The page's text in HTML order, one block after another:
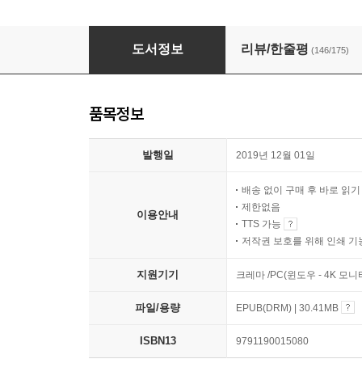
회사 말고 내 콘텐츠
도서정보 리뷰/한줄평 (146/175)
품목정보
발행일 2019년 12월 01일
이용안내
배송 없이 구매 후 바로 읽기
제한없음
TTS 가능
저작권 보호를 위해 인쇄 기
지원기기 크레마 /PC(윈도우 - 4K 모
파일/용량 EPUB(DRM) | 30.41MB
ISBN13 9791190015080